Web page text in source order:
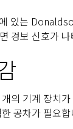
있는
경보 신호가
의 기계 장치
공차가 필요합